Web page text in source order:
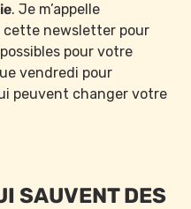
. Je m’appelle
cette newsletter pour
pour votre
vendredi pour
peuvent changer votre
SAUVENT DES